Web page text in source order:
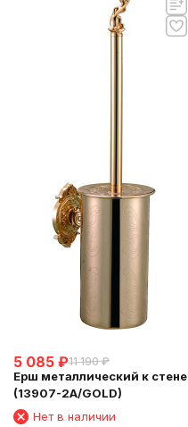
5 085 ₽11 190 ₽
Ерш металлический к стене
(13907-2A/GOLD)
Нет в наличии